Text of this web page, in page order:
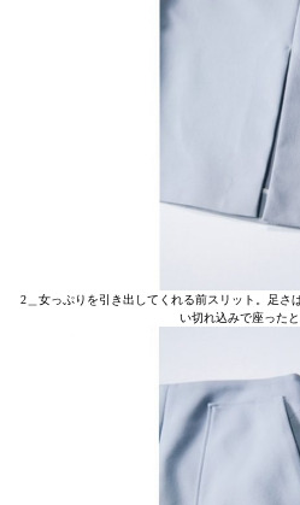
2＿女っぷりを引き出してくれる前スリット。足さ
い切れ込みで座ったと